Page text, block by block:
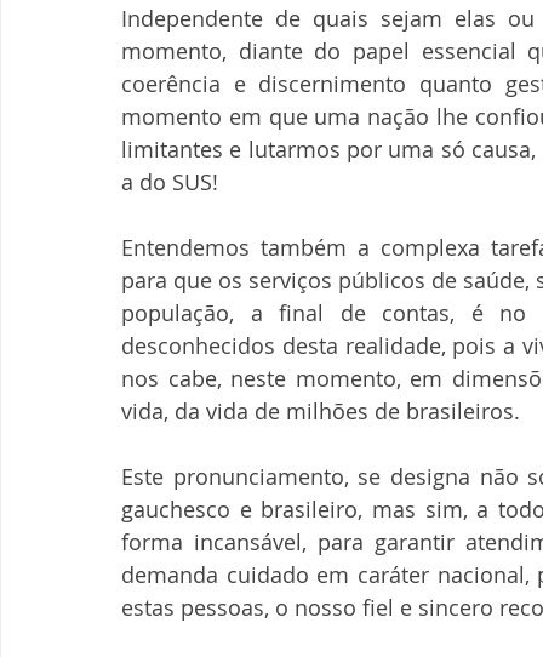
Independente de quais sejam elas
momento, diante do papel essencial
coerência e discernimento quanto
momento em que uma nação lhe
limitantes e lutarmos por uma só
a do SUS!
Entendemos também a complexa
para que os serviços públicos de
população, a final de contas, é no
desconhecidos desta realidade, pois a
nos cabe, neste momento, em
vida, da vida de milhões de brasileiros.
Este pronunciamento, se designa não
gauchesco e brasileiro, mas sim, a
forma incansável, para garantir
demanda cuidado em caráter
estas pessoas, o nosso fiel e sincero